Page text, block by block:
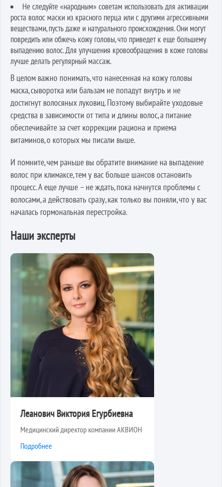
Не следуйте «народным» советам использовать для активации
роста волос маски из красного перца или с другими агрессивными
веществами, пусть даже и натурального происхождения. Они могут
повредить или обжечь кожу головы, что приведет к еще большему
выпадению волос. Для улучшения кровообращения в коже головы
лучше делать регулярный массаж.
В целом важно понимать, что нанесенная на кожу головы
маска, сыворотка или бальзам не попадут внутрь и не
достигнут волосяных луковиц. Поэтому выбирайте уходовые
средства в зависимости от типа и длины волос, а питание
обеспечивайте за счет коррекции рациона и приема
витаминов, о которых мы писали выше.
И помните, чем раньше вы обратите внимание на выпадение
волос при климаксе, тем у вас больше шансов остановить
процесс. А еще лучше – не ждать, пока начнутся проблемы с
волосами, а действовать сразу, как только вы поняли, что у вас
началась гормональная перестройка.
Наши эксперты
Леанович Виктория Егурбиевна
Медицинский директор компании АКВИОН
Подробнее